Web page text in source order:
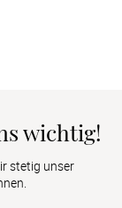
wichtig!
stetig unser